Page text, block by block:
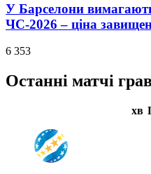
У Барселони
ЧС-2026 – ціна
6 353
Останні матчі
хв